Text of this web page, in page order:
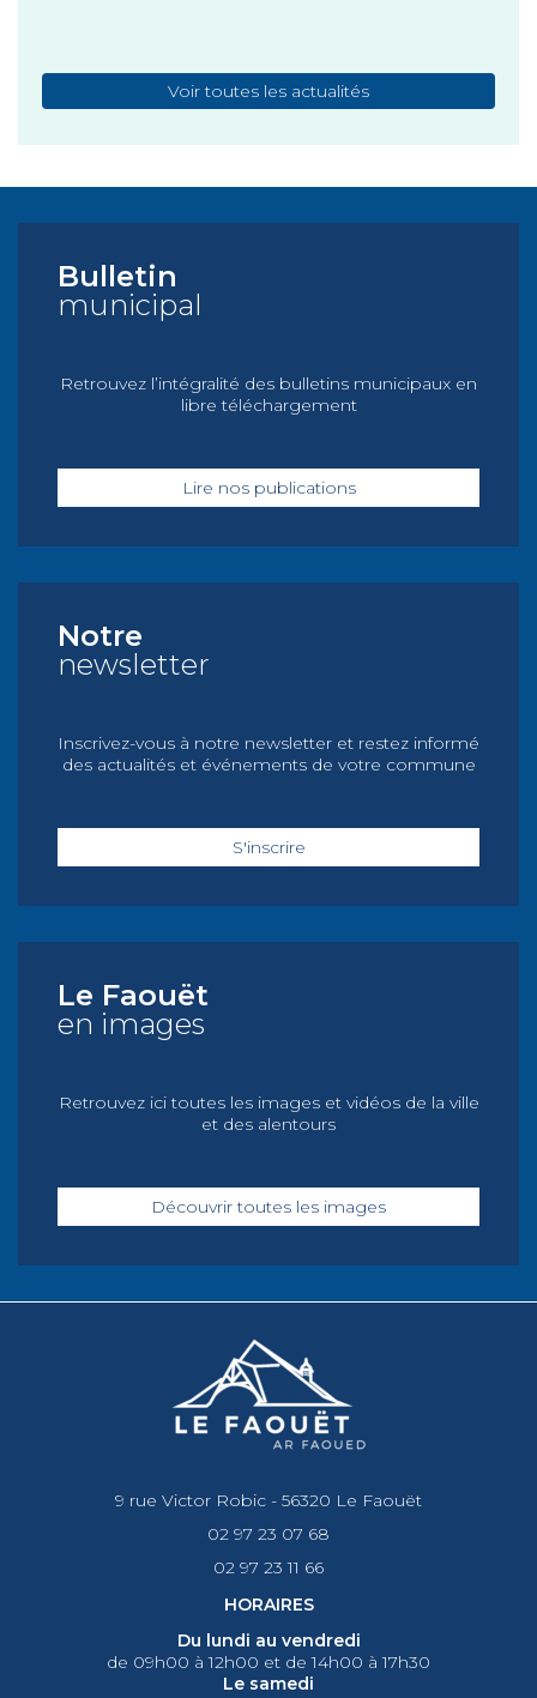
Voir toutes les actualités
Bulletin
municipal
Retrouvez l’intégralité des bulletins municipaux en
libre téléchargement
Lire nos publications
Notre
newsletter
Inscrivez-vous à notre newsletter et restez informé
des actualités et événements de votre commune
S'inscrire
Le Faouët
en images
Retrouvez ici toutes les images et vidéos de la ville
et des alentours
Découvrir toutes les images
9 rue Victor Robic - 56320 Le Faouët
02 97 23 07 68
02 97 23 11 66
HORAIRES
Du lundi au vendredi
de 09h00 à 12h00 et de 14h00 à 17h30
Le samedi